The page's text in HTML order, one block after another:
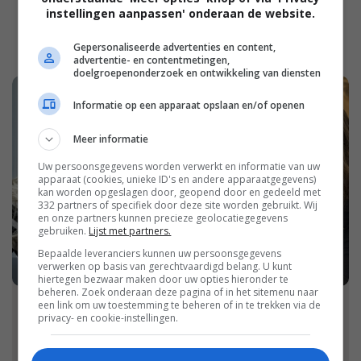
Welkom op Damespraatjes!
Welkom op Damespraatjes! Wij zijn een
instellingen aanpassen' onderaan de website.
Gepersonaliseerde advertenties en content,
advertentie- en contentmetingen,
doelgroepenonderzoek en ontwikkeling van diensten
Informatie op een apparaat opslaan en/of openen
Meer informatie
Uw persoonsgegevens worden verwerkt en informatie van uw
apparaat (cookies, unieke ID's en andere apparaatgegevens)
kan worden opgeslagen door, geopend door en gedeeld met
332 partners of specifiek door deze site worden gebruikt. Wij
en onze partners kunnen precieze geolocatiegegevens
gebruiken. Lijst met partners.
Bepaalde leveranciers kunnen uw persoonsgegevens
verwerken op basis van gerechtvaardigd belang. U kunt
hiertegen bezwaar maken door uw opties hieronder te
beheren. Zoek onderaan deze pagina of in het sitemenu naar
een link om uw toestemming te beheren of in te trekken via de
privacy- en cookie-instellingen.